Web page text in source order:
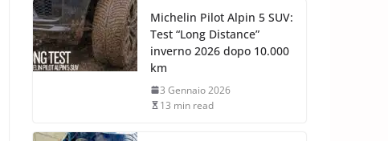
Michelin Pilot Alpin 5 SUV:
Test “Long Distance”
inverno 2026 dopo 10.000
km
3 Gennaio 2026
13 min read